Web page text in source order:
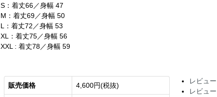
S：着丈66／身幅 47
M：着丈69／身幅 50
L：着丈72／身幅 53
XL：着丈75／身幅 56
XXL : 着丈78／身幅 59
販売価格 4,600円(税抜)
レビュ
レビュ